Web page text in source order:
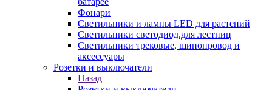
Фонари
Светильники и лампы LED для растений
Светильники светодиод.для лестниц
Светильники трековые, шинопровод и
аксессуары
Розетки и выключатели
Назад